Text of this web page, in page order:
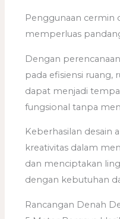
Penggunaan cermin
memperluas
Dengan
pada efisiensi ruang,
dapat menjadi
fungsional tanpa
Keberhasilan desain
kreativitas dalam
dan menciptakan
dengan kebutuhan
Rancangan Denah